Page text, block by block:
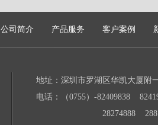
公司简介 产品服务 客户案例
地址：深圳市罗湖区华凯大厦附
电话：（0755）-82409838
28274888